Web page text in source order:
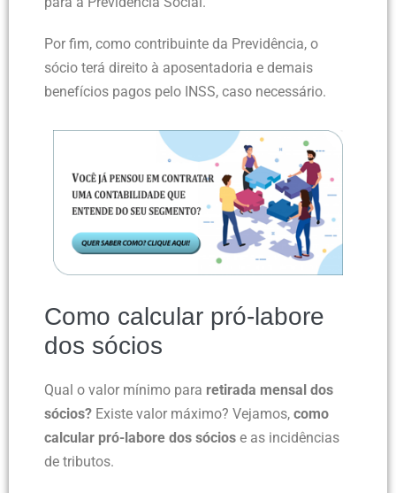
Por fim, como contribuinte da Previdência, o
sócio terá direito à aposentadoria e demais
benefícios pagos pelo INSS, caso necessário.
Como calcular pró-labore
dos sócios
Qual o valor mínimo para retirada mensal dos
sócios? Existe valor máximo? Vejamos, como
calcular pró-labore dos sócios e as incidências
de tributos.